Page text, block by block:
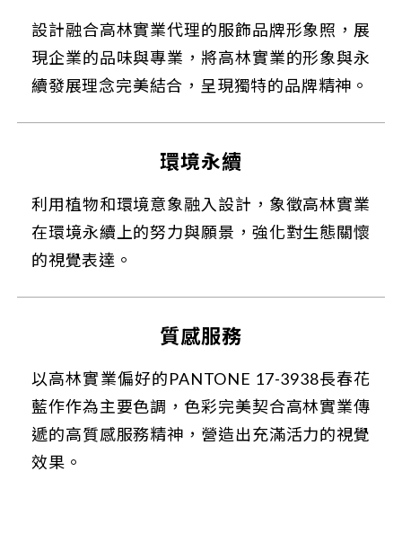
設計融合高林實業代理的服飾品牌形象照，展
現企業的品味與專業，將高林實業的形象與永
續發展理念完美結合，呈現獨特的品牌精神。
環境永續
利用植物和環境意象融入設計，象徵高林實業
在環境永續上的努力與願景，強化對生態關懷
的視覺表達。
質感服務
以高林實業偏好的PANTONE 17-3938長春花
藍作作為主要色調，色彩完美契合高林實業傳
遞的高質感服務精神，營造出充滿活力的視覺
效果。